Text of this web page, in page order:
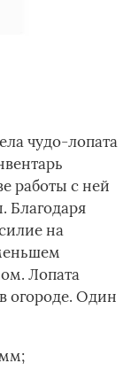
чудо-лопата
работы с ней
Благодаря
на
Лопата
огороде. Один